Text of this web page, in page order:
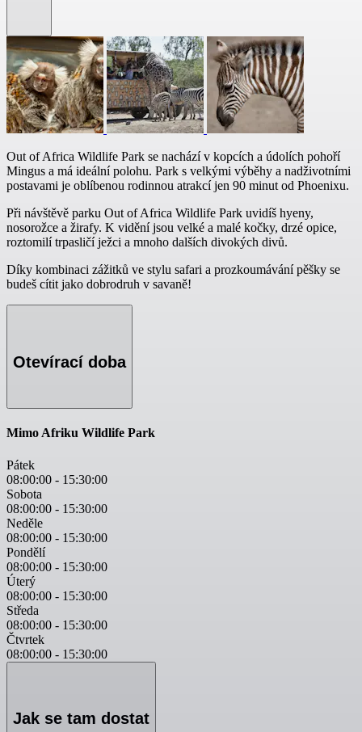
Out of Africa Wildlife Park se nachází v kopcích a údolích pohoří
Mingus a má ideální polohu. Park s velkými výběhy a nadživotními
postavami je oblíbenou rodinnou atrakcí jen 90 minut od Phoenixu.
Při návštěvě parku Out of Africa Wildlife Park uvidíš hyeny,
nosorožce a žirafy. K vidění jsou velké a malé kočky, drzé opice,
roztomilí trpasličí ježci a mnoho dalších divokých divů.
Díky kombinaci zážitků ve stylu safari a prozkoumávání pěšky se
budeš cítit jako dobrodruh v savaně!
Otevírací doba
Mimo Afriku Wildlife Park
Pátek
08:00:00 - 15:30:00
Sobota
08:00:00 - 15:30:00
Neděle
08:00:00 - 15:30:00
Pondělí
08:00:00 - 15:30:00
Úterý
08:00:00 - 15:30:00
Středa
08:00:00 - 15:30:00
Čtvrtek
08:00:00 - 15:30:00
Jak se tam dostat